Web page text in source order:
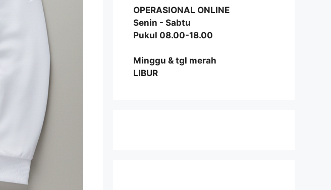
OPERASIONAL ONLINE
Senin - Sabtu
Pukul 08.00-18.00
Minggu & tgl merah
LIBUR